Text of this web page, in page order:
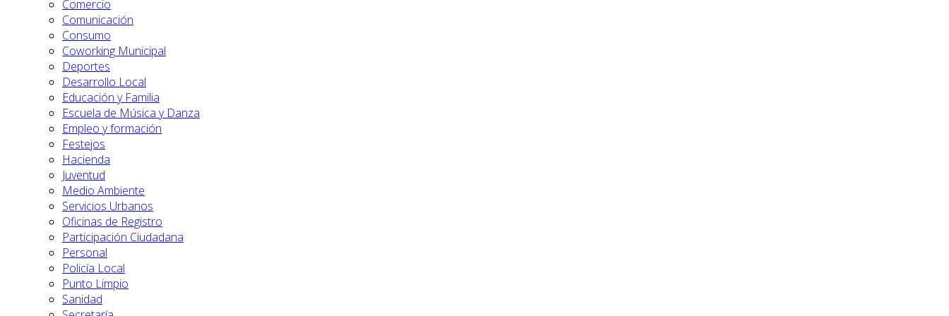
Comercio
Comunicación
Consumo
Coworking Municipal
Deportes
Desarrollo Local
Educación y Familia
Escuela de Música y Danza
Empleo y formación
Festejos
Hacienda
Juventud
Medio Ambiente
Servicios Urbanos
Oficinas de Registro
Participación Ciudadana
Personal
Policía Local
Punto Limpio
Sanidad